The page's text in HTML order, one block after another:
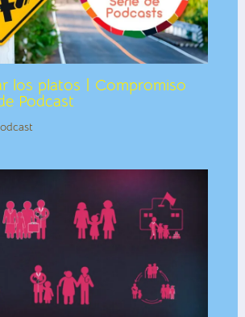
los platos | Compromiso
Podcast